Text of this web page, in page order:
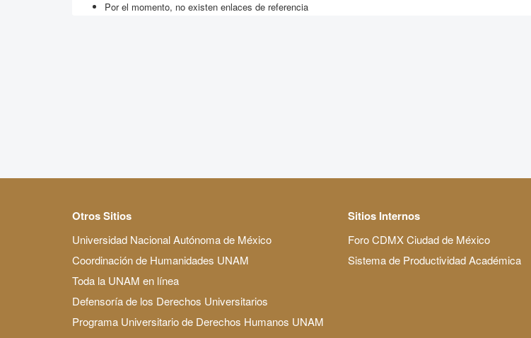
Por el momento, no existen enlaces de referencia
Otros Sitios
Universidad Nacional Autónoma de México
Coordinación de Humanidades UNAM
Toda la UNAM en línea
Defensoría de los Derechos Universitarios
Programa Universitario de Derechos Humanos UNAM
Sitios Internos
Foro CDMX Ciudad de México
Sistema de Productividad Académica